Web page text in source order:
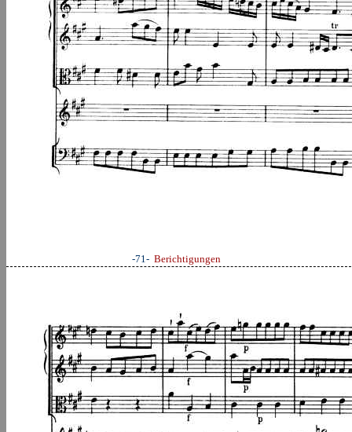
-71- Berichtigungen